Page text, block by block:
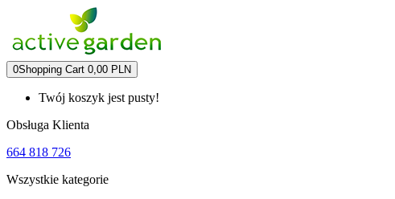
0Shopping Cart 0,00 PLN
Twój koszyk jest pusty!
Obsługa Klienta
664 818 726
Wszystkie kategorie